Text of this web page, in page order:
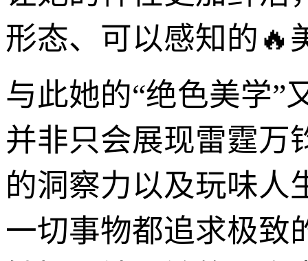
形态、可以感知的🔥
与此她的“绝色美学”
并非只会展现雷霆万
的洞察力以及玩味人
一切事物都追求极致